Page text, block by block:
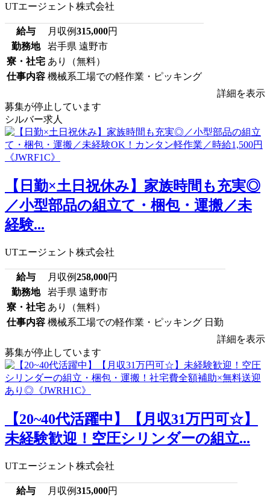
UTエージェント株式会社
給与 月収例315,000円
勤務地
岩手県 遠野市
寮・社宅 あり（無料）
仕事内容 機械系工場での軽作業・ピッキング
詳細を表示
募集が停止しています
シルバー求人
【日勤×土日祝休み】家族時間も充実◎
／小型部品の組立て・梱包・運搬／未
経験...
UTエージェント株式会社
給与 月収例258,000円
勤務地
岩手県 遠野市
寮・社宅 あり（無料）
仕事内容 機械系工場での軽作業・ピッキング 日勤
詳細を表示
募集が停止しています
【20~40代活躍中】【月収31万円可☆】
未経験歓迎！空圧シリンダーの組立...
UTエージェント株式会社
給与 月収例315,000円